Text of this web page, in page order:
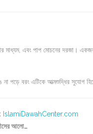
মাধ্যম, এবং পাপ মোচনের দরজা।
পড়ে বরং এটিকে আত্মশুদ্ধির সুযোগ
IslamiDawahCenter.com
আলো…